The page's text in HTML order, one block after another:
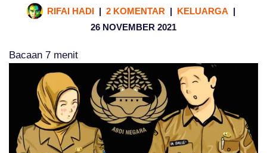
RIFAI HADI 2 KOMENTAR
KELUARGA
26 NOVEMBER 2021
Bacaan 7 menit